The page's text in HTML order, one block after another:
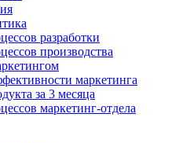
разработки
производства
маркетинга
за 3 месяца
маркетинг-отдела